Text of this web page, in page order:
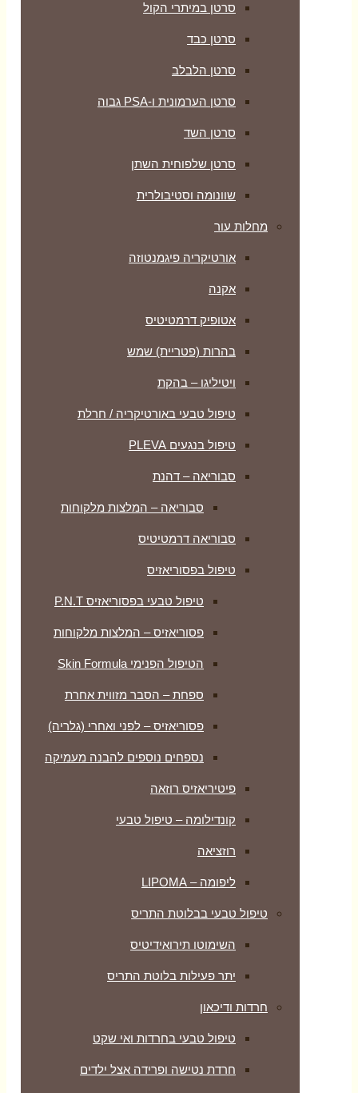
סרטן במיתרי הקול
סרטן כבד
סרטן הלבלב
סרטן הערמונית ו-PSA גבוה
סרטן השד
סרטן שלפוחית השתן
שוונומה וסטיבולרית
מחלות עור
אורטיקריה פיגמנטוזה
אקנה
אטופיק דרמטיטיס
בהרות (פטריית) שמש
ויטיליגו – בהקת
טיפול טבעי באורטיקריה / חרלת
טיפול בנגעים PLEVA
סבוריאה – דהנת
סבוריאה – המלצות מלקוחות
סבוריאה דרמטיטיס
טיפול בפסוריאזיס
טיפול טבעי בפסוריאזיס P.N.T
פסוריאזיס – המלצות מלקוחות
הטיפול הפנימי Skin Formula
ספחת – הסבר מזווית אחרת
פסוריאזיס – לפני ואחרי (גלריה)
נספחים נוספים להבנה מעמיקה
פיטיריאזיס רוזאה
קונדילומה – טיפול טבעי
רוזציאה
ליפומה – LIPOMA
טיפול טבעי בבלוטת התריס
השימוטו תירואידיטיס
יתר פעילות בלוטת התריס
חרדות ודיכאון
טיפול טבעי בחרדות ואי שקט
חרדת נטישה ופרידה אצל ילדים